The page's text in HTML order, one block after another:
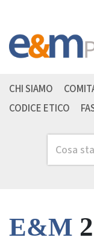
Cerca
CHI SIAMO
CODICE ETICO
E&M